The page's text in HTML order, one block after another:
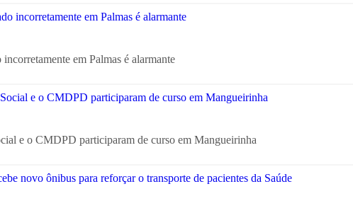
em Palmas é alarmante
e o CMDPD participaram de curso em Mangueirinha